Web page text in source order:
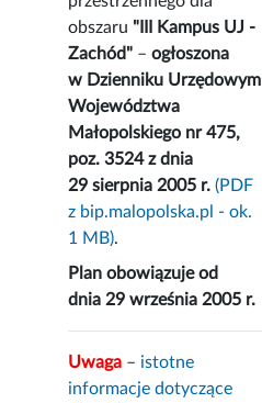
obszaru "III Kampus UJ -
Zachód" –ogłoszona
w Dzienniku Urzędowym
Województwa
Małopolskiego nr 475,
poz. 3524 z dnia
29 sierpnia 2005 r. (PDF
z bip.malopolska.pl - ok.
1 MB).
Plan obowiązuje od
dnia 29 września 2005 r.
Uwaga – istotne
informacje dotyczące